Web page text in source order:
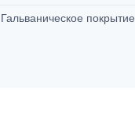
Гальваническое покрытие